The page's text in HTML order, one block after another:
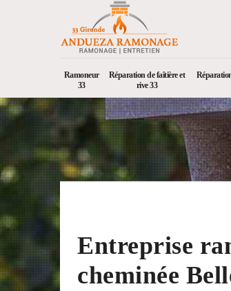
Ramoneur
33
Réparation de faîtière et
rive 33
Entreprise
cheminée